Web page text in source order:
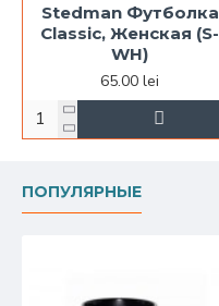
Stedman Футболка
Classic, Женская (S-
WH)
65.00 lei
ПОПУЛЯРНЫЕ